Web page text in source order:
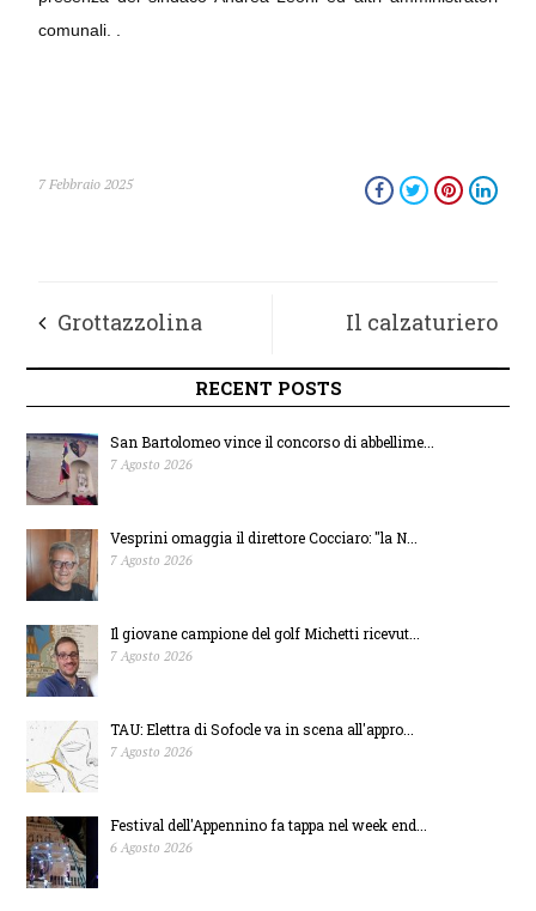
comunali. .
7 Febbraio 2025
Grottazzolina
Volley attende il
dream team Perugia
domenica 9 Febbraio
al PalaSavelli
Il calzaturiero
Lattanzi sulla scia
del “si”
RECENT POSTS
San Bartolomeo vince il concorso di abbellime...
7 Agosto 2026
Vesprini omaggia il direttore Cocciaro: "la N...
7 Agosto 2026
Il giovane campione del golf Michetti ricevut...
7 Agosto 2026
TAU: Elettra di Sofocle va in scena all'appro...
7 Agosto 2026
Festival dell'Appennino fa tappa nel week end...
6 Agosto 2026